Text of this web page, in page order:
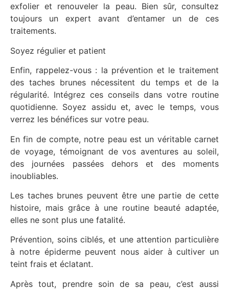
exfolier et renouveler la peau. Bien sûr, consultez
toujours un expert avant d’entamer un de ces
traitements.
Soyez régulier et patient
Enfin, rappelez-vous : la prévention et le traitement
des taches brunes nécessitent du temps et de la
régularité. Intégrez ces conseils dans votre routine
quotidienne. Soyez assidu et, avec le temps, vous
verrez les bénéfices sur votre peau.
En fin de compte, notre peau est un véritable carnet
de voyage, témoignant de vos aventures au soleil,
des journées passées dehors et des moments
inoubliables.
Les taches brunes peuvent être une partie de cette
histoire, mais grâce à une routine beauté adaptée,
elles ne sont plus une fatalité.
Prévention, soins ciblés, et une attention particulière
à notre épiderme peuvent nous aider à cultiver un
teint frais et éclatant.
Après tout, prendre soin de sa peau, c’est aussi